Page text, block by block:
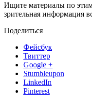
Ищите материалы по
зрительная информация
Поделиться
Фейсбук
Твиттер
Google +
Stumbleupon
LinkedIn
Pinterest